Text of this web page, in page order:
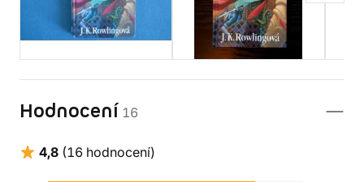
Hodnocení 16
4,8 (16 hodnocení)